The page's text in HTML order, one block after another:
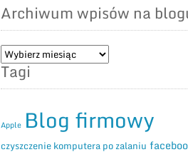
Archiwum wpisów na
Archiwum
wpisów
na
Tagi
Apple Blog firmowy
czyszczenie komputera po zalaniu